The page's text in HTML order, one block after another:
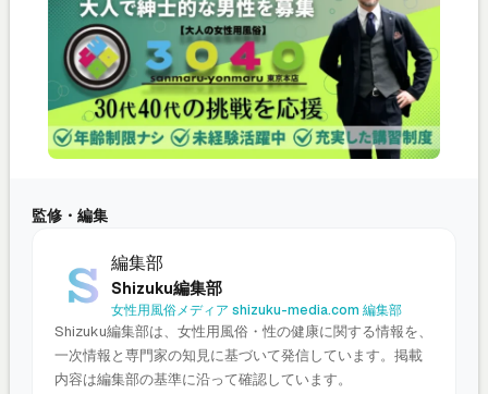
監修・編集
編集部
Shizuku編集部
女性用風俗メディア shizuku-media.com 編集部
Shizuku編集部は、女性用風俗・性の健康に関する情報を、
一次情報と専門家の知見に基づいて発信しています。掲載
内容は編集部の基準に沿って確認しています。